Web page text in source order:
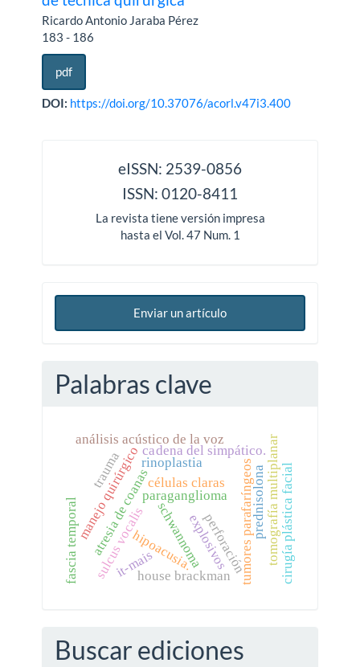
Ricardo Antonio Jaraba Pérez
183 - 186
pdf
DOI: https://doi.org/10.37076/acorl.v47i3.400
eISSN: 2539-0856
ISSN: 0120-8411
La revista tiene versión impresa
hasta el Vol. 47 Num. 1
Enviar un artículo
Palabras clave
schwannoma
paraganglioma tumores parafaríngeos
cadena del simpático.
atresia de coanas
manejo quirúrgico
perforación
trauma
explosivos
hipoacusia.
sulcus vocalis
fascia temporal
análisis acústico de la voz
house brackman
prednisolona
células claras tomografía multiplanar
it-mais
rinoplastia cirugía plástica facial
Buscar ediciones